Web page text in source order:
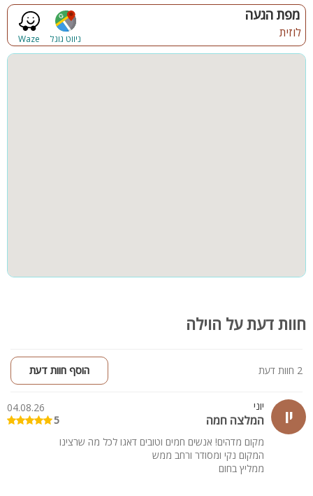
קבוצות גדולות למסיבות
Waze ניווט גוגל
מפת הגעה
לוזית
חוות דעת על הוילה
2 חוות דעת הוסף חוות דעת
יו יוני
המלצה חמה
04.08.26
5
מקום מדהים! אנשים חמים וטובים דאגו לכל מה שרצינו
המקום נקי ומסודר ורחב ממש
ממליץ בחום